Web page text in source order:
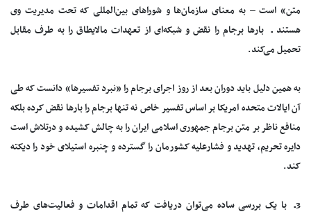
متن» است – به معنای سازمان‌ها و شورا‌‌های بین‌المللی که تحت مدیریت وی
هستند ـ بارها برجام را نقض و شبکه‌ای از تعهدات مالایطاق را به طرف مقابل
تحمیل می‌کند.
به همین دلیل باید دوران بعد از روز اجرای برجام را «نبرد تفسیرها» دانست که طی
آن ایالات متحده امریکا بر اساس تفسیر خاص نه تنها برجام را بارها نقض کرده بلکه
منافع ناظر بر متن برجام جمهوری اسلامی ایران را به چالش کشیده و درتلاش است
دایره تحریم، تهدید و فشارعلیه کشورمان را گسترده و چنبره استیلای خود را دیکته
کند.
3ـ با یک بررسی ساده می‌توان دریافت که تمام اقدامات و فعالیت‌های طرف